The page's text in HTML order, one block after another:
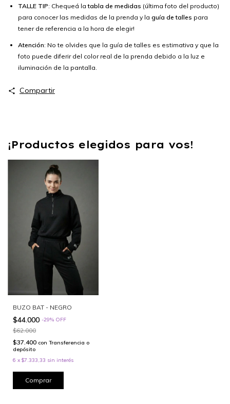
TALLE TIP: Chequeá latabla de medidas (última foto del producto)
para conocer las medidas de la prenda y la guía de talles para
tener de referencia a la hora de elegir!
Atención: No te olvides que la guía de talles es estimativa y que la
foto puede diferir del color real de la prenda debido a la luz e
iluminación de la pantalla.
Compartir
¡Productos elegidos para vos!
BUZO BAT - NEGRO
$44.000 -29% OFF
$62.000
$37.400 con Transferencia o
depósito
6 x $7.333,33 sin interés
Comprar